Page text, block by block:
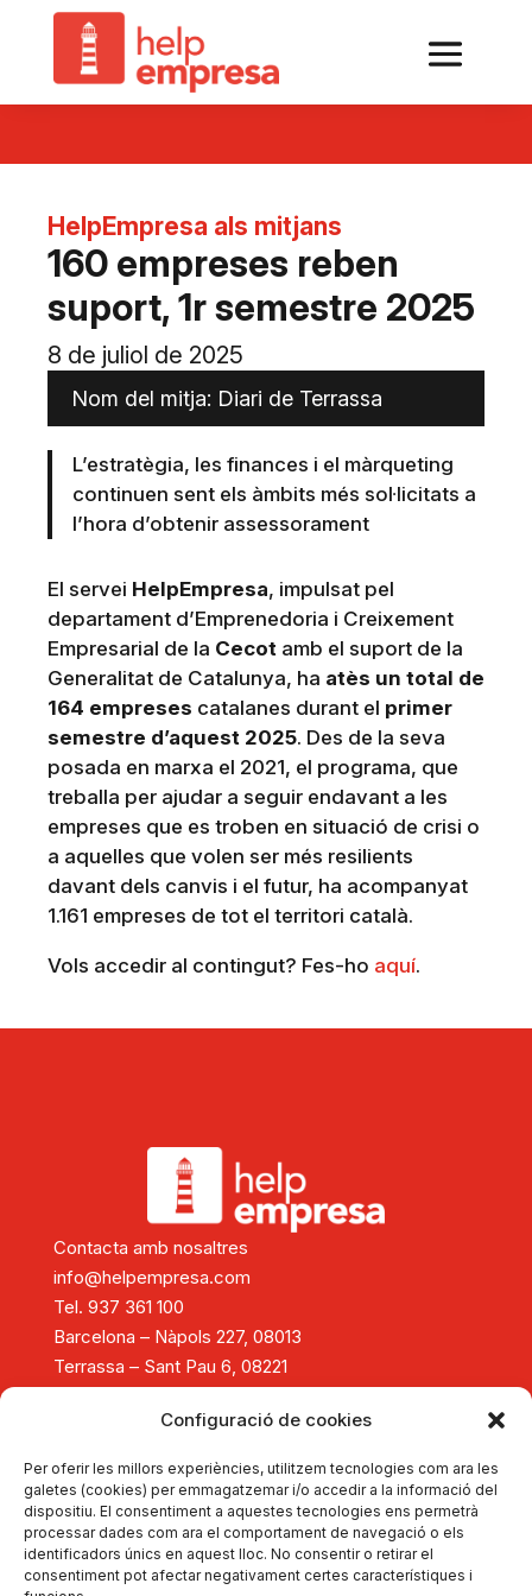
Configuració de cookies
Per oferir les millors experiències, utilitzem tecnologies com ara les
galetes (cookies) per emmagatzemar i/o accedir a la informació del
dispositiu. El consentiment a aquestes tecnologies ens permetrà
processar dades com ara el comportament de navegació o els
identificadors únics en aquest lloc. No consentir o retirar el
consentiment pot afectar negativament certes característiques i
HelpEmpresa als mitjans
160 empreses reben
suport, 1r semestre 2025
8 de juliol de 2025
Nom del mitja: Diari de Terrassa
L’estratègia, les finances i el màrqueting
continuen sent els àmbits més sol·licitats a
l’hora d’obtenir assessorament
El servei HelpEmpresa, impulsat pel
departament d’Emprenedoria i Creixement
Empresarial de la Cecot amb el suport de la
Generalitat de Catalunya, ha atès un total de
164 empreses catalanes durant el primer
semestre d’aquest 2025. Des de la seva
posada en marxa el 2021, el programa, que
treballa per ajudar a seguir endavant a les
empreses que es troben en situació de crisi o
a aquelles que volen ser més resilients
davant dels canvis i el futur, ha acompanyat
1.161 empreses de tot el territori català.
Vols accedir al contingut? Fes-ho aquí.
Contacta amb nosaltres
info@helpempresa.com
Tel. 937 361 100
Barcelona – Nàpols 227, 08013
Terrassa – Sant Pau 6, 08221
Consolidació i creixement empresarial
Tancament d'empreses
Formació
Actualitat
Autodiagnostica't